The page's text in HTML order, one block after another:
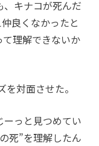
キナコが死んだ
良くなかったと
理解できないか
対面させた。
ーっと見つめてい
死”を理解したん